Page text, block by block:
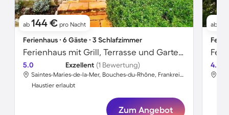
ab 144 € pro Nacht
Ferienhaus ∙ 6 Gäste ∙ 3 Schlafzimmer
Ferienhaus mit Grill, Terrasse und Garten | Nah am Strand | Haustierfreundlich
5.0 Exzellent (1 Bewertung)
Saintes-Maries-de-la-Mer, Bouches-du-Rhône, Frankreich
Haustier erlaubt
Zum Angebot
ab
4.6